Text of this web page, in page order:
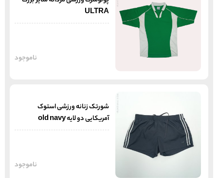
ULTRA
ناموجود
شورتک زنانه ورزشی استوک
آمریکایی دو لایه old navy
ناموجود